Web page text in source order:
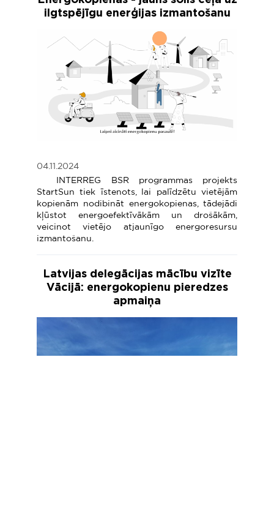
ilgtspējīgu enerģijas izmantošanu
04.11.2024
INTERREG BSR programmas projekts
StartSun tiek īstenots, lai palīdzētu vietējām
kopienām nodibināt energokopienas, tādejādi
kļūstot energoefektīvākām un drošākām,
veicinot vietējo atjaunīgo energoresursu
izmantošanu.
Latvijas delegācijas mācību vizīte
Vācijā: energokopienu pieredzes
apmaiņa